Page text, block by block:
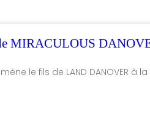
MIRACULOUS
mène le fils de LAND DANOVER